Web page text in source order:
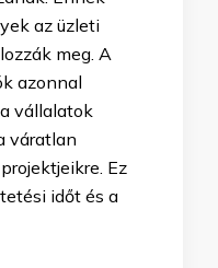
az üzleti
meg. A
azonnal
vállalatok
váratlan
Ez
időt és a